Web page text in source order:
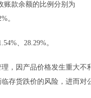
账款余额的比例分别为
。
、28.29%。
，因产品价格发生重大不
存货跌价的风险，进而对